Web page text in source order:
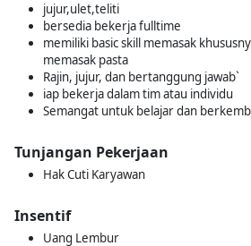
jujur,ulet,teliti
bersedia bekerja fulltime
memiliki basic skill memasak
memasak pasta
Rajin, jujur, dan bertanggung jawab`
iap bekerja dalam tim atau individu
Semangat untuk belajar dan
Tunjangan Pekerjaan
Hak Cuti Karyawan
Insentif
Uang Lembur